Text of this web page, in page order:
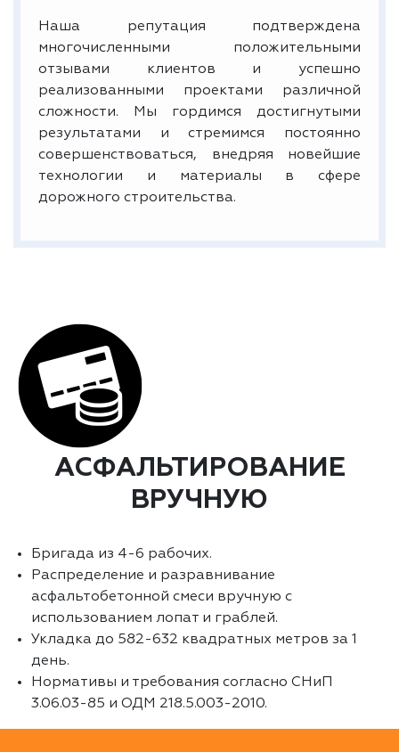
Наша репутация подтверждена
многочисленными положительными
отзывами клиентов и успешно
реализованными проектами различной
сложности. Мы гордимся достигнутыми
результатами и стремимся постоянно
совершенствоваться, внедряя новейшие
технологии и материалы в сфере
дорожного строительства.
АСФАЛЬТИРОВАНИЕ
ВРУЧНУЮ
Бригада из 4-6 рабочих.
Распределение и разравнивание
асфальтобетонной смеси вручную с
использованием лопат и граблей.
Укладка до 582-632 квадратных метров за 1
день.
Нормативы и требования согласно СНиП
3.06.03-85 и ОДМ 218.5.003-2010.